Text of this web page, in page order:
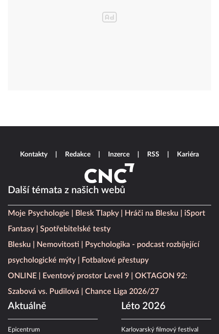
Další témata z našich webů
Moje Psychologie Blesk Tlapky Hráči na Blesku
iSport
Fantasy
Spotřebitelské testy
Blesku
Nemovitosti
Psychologika - podcast rozbíjející
psychologické mýty
Fotbalové přestupy
ONLINE
Eventový prostor Level 9
OKTAGON 92:
Szabová vs. Pudilová
Chance Liga 2026/27
Aktuálně
Epicentrum
Léto 2026
Karlovarský filmový festival
Kontakty Redakce Inzerce RSS Kariéra